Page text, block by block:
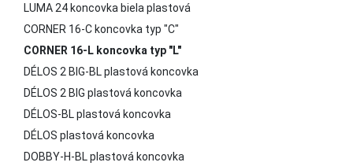
LUMA 24 koncovka biela plastová
CORNER 16-C koncovka typ "C"
CORNER 16-L koncovka typ "L"
DÉLOS 2 BIG-BL plastová koncovka
DÉLOS 2 BIG plastová koncovka
DÉLOS-BL plastová koncovka
DÉLOS plastová koncovka
DOBBY-H-BL plastová koncovka